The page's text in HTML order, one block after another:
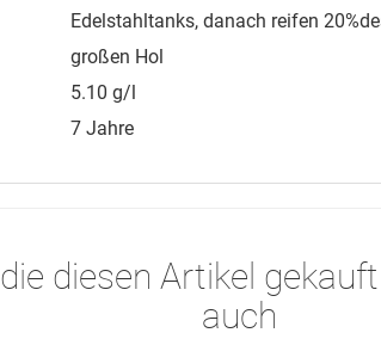
Edelstahltanks, danach reifen
großen Hol
5.10 g/l
7 Jahre
diesen Artikel
auch